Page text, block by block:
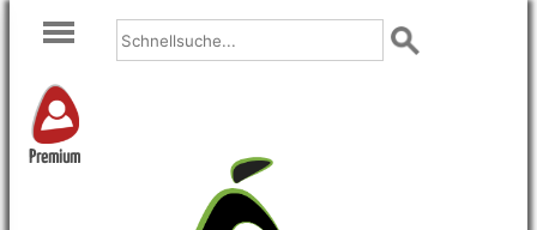
Premium